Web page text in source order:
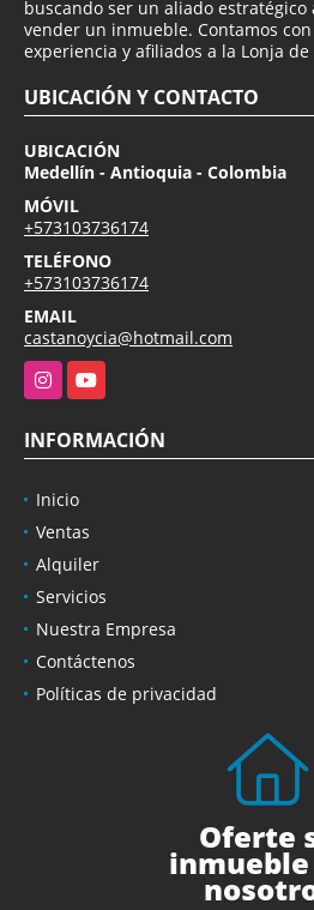
buscando ser un aliado
vender un inmueble. Contamos
experiencia y afiliados a la Lonja
UBICACIÓN Y CONTACTO
UBICACIÓN
Medellín - Antioquia - Colombia
MÓVIL
+573103736174
TELÉFONO
+573103736174
EMAIL
castanoycia@hotmail.com
InstagramYouTube
INFORMACIÓN
Inicio
Ventas
Alquiler
Servicios
Nuestra Empresa
Contáctenos
Políticas de privacidad
Oferte
inmueble